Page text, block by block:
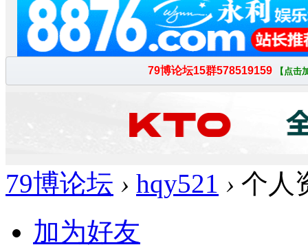
79博论坛 › hqy521 › 个人
加为好友